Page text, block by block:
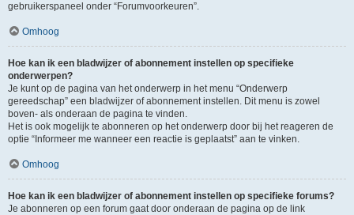
gebruikerspaneel onder “Forumvoorkeuren”.
Omhoog
Hoe kan ik een bladwijzer of abonnement instellen op specifieke
onderwerpen?
Je kunt op de pagina van het onderwerp in het menu “Onderwerp
gereedschap” een bladwijzer of abonnement instellen. Dit menu is zowel
boven- als onderaan de pagina te vinden.
Het is ook mogelijk te abonneren op het onderwerp door bij het reageren de
optie “Informeer me wanneer een reactie is geplaatst” aan te vinken.
Omhoog
Hoe kan ik een bladwijzer of abonnement instellen op specifieke forums?
Je abonneren op een forum gaat door onderaan de pagina op de link